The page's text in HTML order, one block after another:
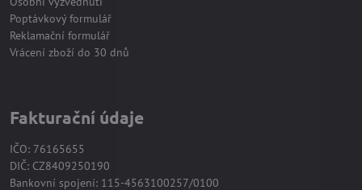
Poptávkový formulář
Reklamační formulář
Vrácení zboží do 30 dnů
Fakturační údaje
IČO: 76165655
DIČ: CZ8409250190
Bankovní spojení: 115-4563100257/0100